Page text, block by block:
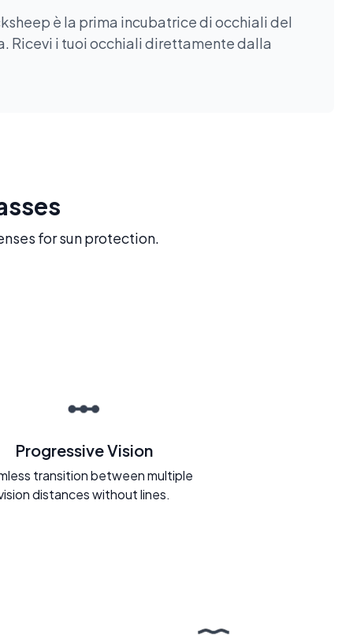
è la prima incubatrice di occhiali del
Ricevi i tuoi occhiali direttamente dalla
for sun protection.
Progressive Vision
transition between multiple
distances without lines.